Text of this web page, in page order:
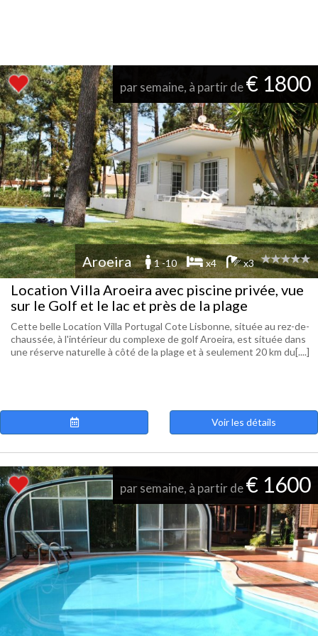
par semaine, à partir de€ 1800
Aroeira 1 -10 x4 x3
Location Villa Aroeira avec piscine privée, vue
sur le Golf et le lac et près de la plage
Cette belle Location Villa Portugal Cote Lisbonne, située au rez-de-
chaussée, à l'intérieur du complexe de golf Aroeira, est située dans
une réserve naturelle à côté de la plage et à seulement 20 km du[....]
Voir les détails
par semaine, à partir de€ 1600